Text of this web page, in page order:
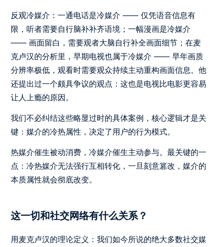
反观冷媒介：一通电话是冷媒介 —— 仅凭语音信息有
限，听者需要自行脑补补齐语境；一幅漫画是冷媒介
—— 画面留白，需要观者大脑自行补全画面细节；在麦
克卢汉的分析里，早期电视也属于冷媒介 —— 早年画质
分辨率极低，观看时需要观众持续主动重构画面信息。他
还提出过一个颇具争议的观点：这也是电视比电影更容易
让人上瘾的原因。
我们不必纠结这些略显过时的具体案例，核心逻辑才是关
键：媒介的冷热属性，决定了用户的行为模式。
热媒介催生被动消费，冷媒介催生主动参与。最关键的一
点：冷热媒介无法强行互相转化，一旦刻意篡改，媒介的
本质属性就会彻底改变。
这一切和社交网络有什么关系？
用麦克卢汉的理论定义：我们如今所说的绝大多数社交媒